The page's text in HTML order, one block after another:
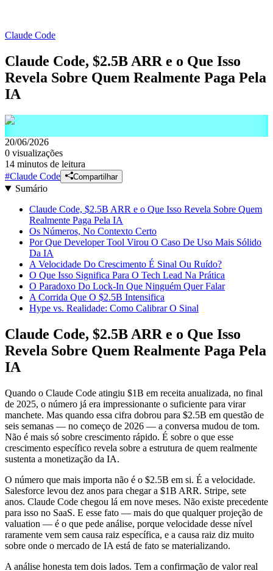
Claude Code
Claude Code, $2.5B ARR e o Que Isso
Revela Sobre Quem Realmente Paga Pela
IA
20/06/2026
0 visualizações
14 minutos de leitura
#Claude Code Compartilhar
Sumário
Claude Code, $2.5B ARR e o Que Isso Revela Sobre Quem
Realmente Paga Pela IA
Os Números, No Contexto Certo
Por Que Developer Tool Virou O Caso De Uso Mais Sólido
Da IA
A Velocidade Do Crescimento É Sinal Ou Ruído?
O Que Isso Significa Para O Tech Lead Na Prática
O Paradoxo Do Lock-In Que Ninguém Quer Falar
A Corrida Que O $2.5B Intensifica
Hype vs. Realidade: Como Calibrar O Sinal
Claude Code, $2.5B ARR e o Que Isso
Revela Sobre Quem Realmente Paga Pela
IA
Quando o Claude Code atingiu $1B em receita anualizada, no final
de 2025, o número já era impressionante o suficiente para virar
manchete. Mas quando essa cifra dobrou para $2.5B em questão de
seis semanas — no começo de 2026 — a conversa mudou de tom.
Não é mais só sobre crescimento rápido. É sobre o que esse
crescimento específico revela sobre a estrutura de quem realmente
sustenta a monetização da IA.
O número que mais importa não é o $2.5B em si. É a velocidade.
Salesforce levou dez anos para chegar a $1B ARR. Stripe, sete
anos. Claude Code chegou lá em nove meses. Não existe precedente
para isso no SaaS. E esse fato — mais do que qualquer projeção de
valuation — é o que pede análise, porque velocidade desse nível
raramente vem sem causa raiz específica, e a causa raiz diz muito
sobre onde o mercado de IA está de fato se materializando.
A análise honesta tem dois lados. Tem a confirmação de valor real